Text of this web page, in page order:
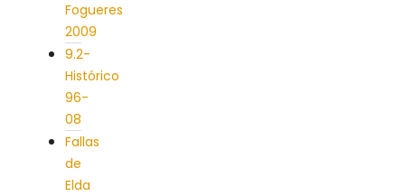
Fogueres
2009
9.2-
Histórico
96-
08
Fallas
de
Elda